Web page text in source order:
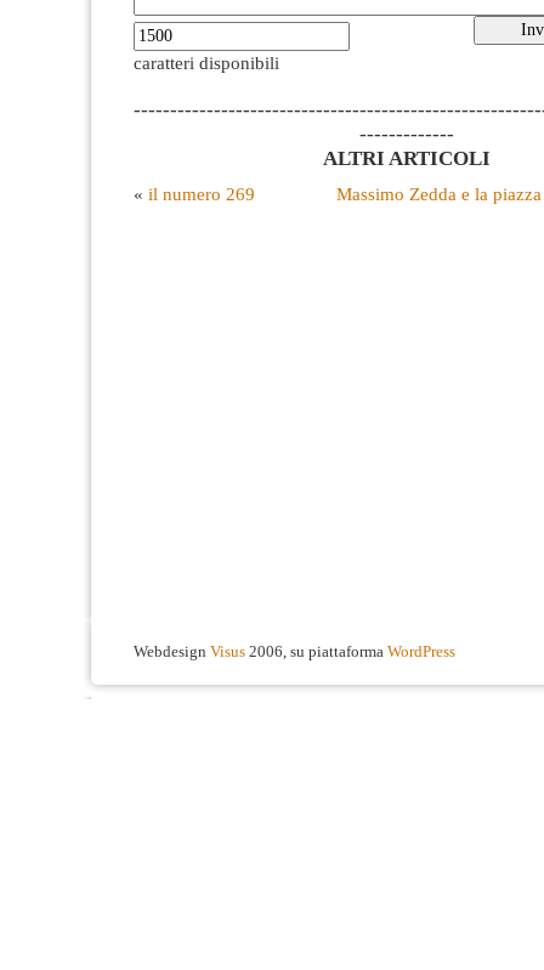
caratteri disponibili
-------------
ALTRI ARTICOLI
« il numero 269 Massimo Zedda e la
Webdesign Visus 2006, su piattaforma WordPress